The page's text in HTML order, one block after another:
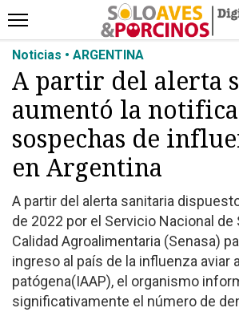
INICIO
NOTICIAS RECIENTES
NOTICIAS
ARTÍCULOS
PRODUCCIÓN
PROCESO
PRODUCTO
NUEVOS PRODUCTOS
MARKETPLACE
REVISTAS
EVENTOS Y
Noticias • ARGENTINA
A partir del alerta
aumentó la
sospechas de
en Argentina
A partir del alerta sanitaria
de 2022 por el Servicio Nacional de
Calidad Agroalimentaria (Senasa)
ingreso al país de la influenza aviar
patógena(IAAP), el organismo
significativamente el número de